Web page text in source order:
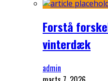
Forstå
vinterdæk
admin